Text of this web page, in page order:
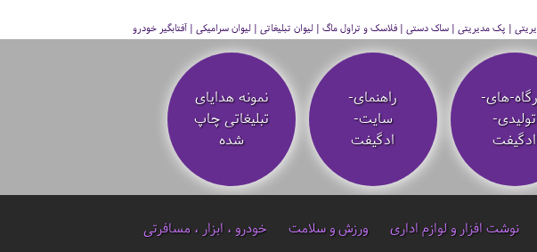
| پک مدیریتی | ساک دستی | فلاسک و تراول ماگ | لیوان تبلیغاتی | لیوان سرامیکی | آفتابگیر خودرو
های-
تولیدی-
ادگیفت
راهنمای-
سایت-
ادگیفت
نمونه هدایای
تبلیغاتی چاپ
شده
نوشت افزار و لوازم اداری ورزش و سلامت خودرو ، ابزار ، مسافرتی